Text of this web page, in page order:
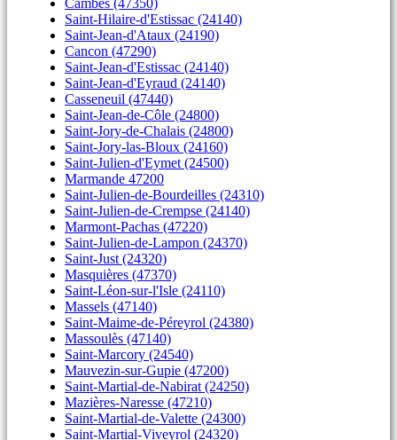
Cambes (47350)
Saint-Hilaire-d'Estissac (24140)
Saint-Jean-d'Ataux (24190)
Cancon (47290)
Saint-Jean-d'Estissac (24140)
Saint-Jean-d'Eyraud (24140)
Casseneuil (47440)
Saint-Jean-de-Côle (24800)
Saint-Jory-de-Chalais (24800)
Saint-Jory-las-Bloux (24160)
Saint-Julien-d'Eymet (24500)
Marmande 47200
Saint-Julien-de-Bourdeilles (24310)
Saint-Julien-de-Crempse (24140)
Marmont-Pachas (47220)
Saint-Julien-de-Lampon (24370)
Saint-Just (24320)
Masquières (47370)
Saint-Léon-sur-l'Isle (24110)
Massels (47140)
Saint-Maime-de-Péreyrol (24380)
Massoulès (47140)
Saint-Marcory (24540)
Mauvezin-sur-Gupie (47200)
Saint-Martial-de-Nabirat (24250)
Mazières-Naresse (47210)
Saint-Martial-de-Valette (24300)
Saint-Martial-Viveyrol (24320)